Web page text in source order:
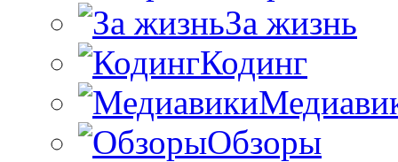
За жизнь
Кодинг
Обзоры